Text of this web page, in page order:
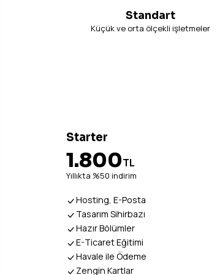
Standart
Küçük ve orta ölçekli işletmeler
Starter
1.800TL
Yıllıkta %50 indirim
Hosting, E-Posta
Tasarım Sihirbazı
Hazır Bölümler
E-Ticaret Eğitimi
Havale ile Ödeme
Zengin Kartlar